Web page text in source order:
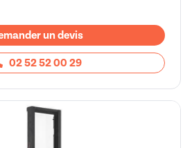
un devis
02 52 52 00 29